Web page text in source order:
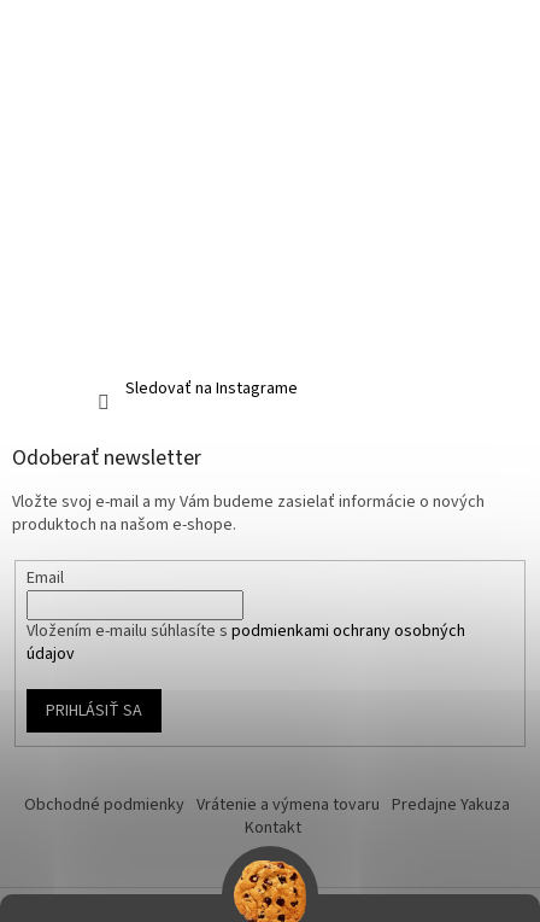
Sledovať na Instagrame
Odoberať newsletter
Vložte svoj e-mail a my Vám budeme zasielať informácie o nových
produktoch na našom e-shope.
Email
Vložením e-mailu súhlasíte s podmienkami ochrany osobných
údajov
PRIHLÁSIŤ SA
Obchodné podmienky Vrátenie a výmena tovaru Predajne Yakuza
Kontakt